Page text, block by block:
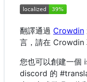
翻譯通過 Crowdin
言，請在 Crowdin
您也可以創建一個
discord 的